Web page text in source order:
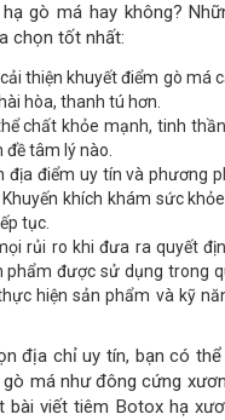
gò má hay không?
chọn tốt nhất:
thiện khuyết điểm gò má
hòa, thanh tú hơn.
chất khỏe mạnh, tinh
đề tâm lý nào.
địa điểm uy tín và phương
khích khám sức
tục.
rủi ro khi đưa ra quyết
phẩm được sử dụng trong
hiện sản phẩm và kỹ
địa chỉ uy tín, bạn có
má như đông cứng
bài viết tiêm Botox hạ